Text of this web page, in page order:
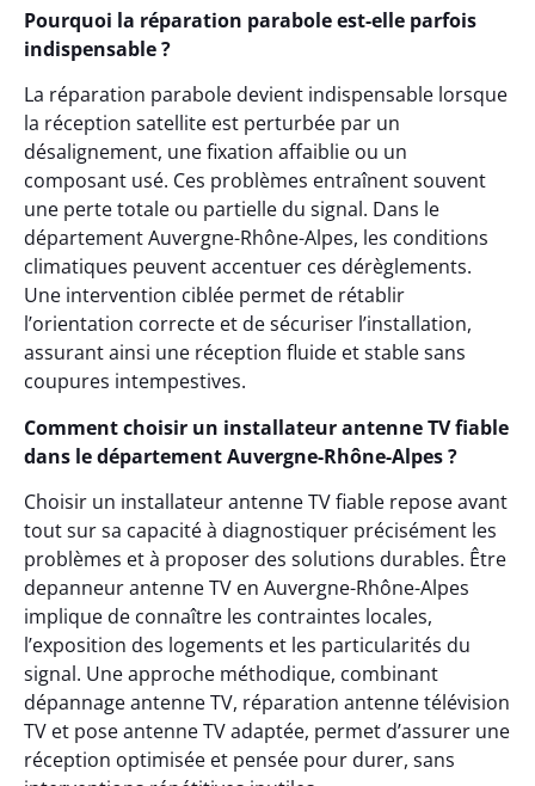
Pourquoi la réparation parabole est-elle parfois
indispensable ?
La réparation parabole devient indispensable lorsque
la réception satellite est perturbée par un
désalignement, une fixation affaiblie ou un
composant usé. Ces problèmes entraînent souvent
une perte totale ou partielle du signal. Dans le
département Auvergne-Rhône-Alpes, les conditions
climatiques peuvent accentuer ces dérèglements.
Une intervention ciblée permet de rétablir
l’orientation correcte et de sécuriser l’installation,
assurant ainsi une réception fluide et stable sans
coupures intempestives.
Comment choisir un installateur antenne TV fiable
dans le département Auvergne-Rhône-Alpes ?
Choisir un installateur antenne TV fiable repose avant
tout sur sa capacité à diagnostiquer précisément les
problèmes et à proposer des solutions durables. Être
depanneur antenne TV en Auvergne-Rhône-Alpes
implique de connaître les contraintes locales,
l’exposition des logements et les particularités du
signal. Une approche méthodique, combinant
dépannage antenne TV, réparation antenne télévision
TV et pose antenne TV adaptée, permet d’assurer une
réception optimisée et pensée pour durer, sans